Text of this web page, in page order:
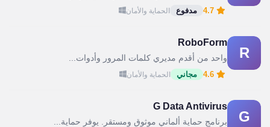
مدفوع الحماية والأمان
R
RoboForm
واحد من أقدم مديري كلمات المرور وأدوات...
مجاني الحماية والأمان
G
G Data Antivirus
برنامج حماية ألماني موثوق ومستقر. يوفر حماية...